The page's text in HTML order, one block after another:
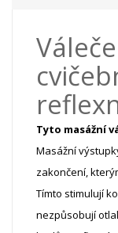
Tyto masážní
Masážní
zakončení,
Tímto stimulují
nezpůsobují